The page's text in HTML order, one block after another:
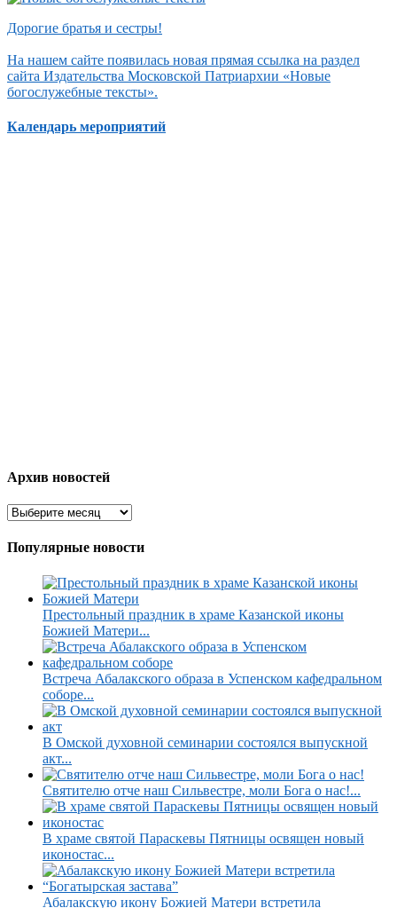
Дорогие братья и сестры!
На нашем сайте появилась новая прямая ссылка на раздел
сайта Издательства Московской Патриархии «Новые
богослужебные тексты».
Календарь мероприятий
Архив новостей
Популярные новости
Престольный праздник в храме Казанской иконы
Божией Матери...
Встреча Абалакского образа в Успенском кафедральном
соборе...
В Омской духовной семинарии состоялся выпускной
акт...
Святителю отче наш Сильвестре, моли Бога о нас!...
В храме святой Параскевы Пятницы освящен новый
иконостас...
Абалакскую икону Божией Матери встретила